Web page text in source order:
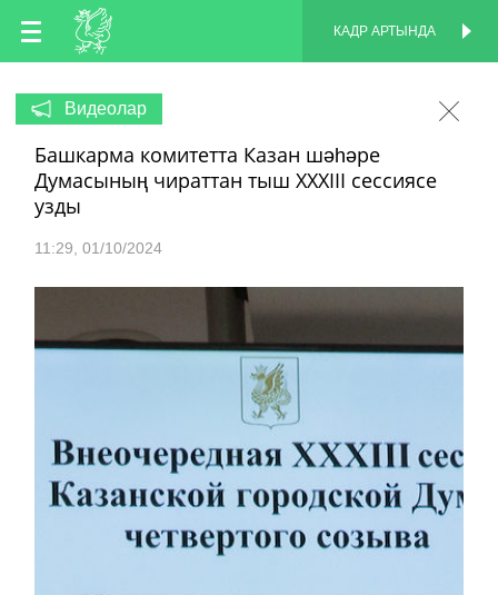
TT
EN
КАДР АРТЫНДА
Видеолар
Башкарма комитетта Казан шәһәре
Думасының чираттан тыш XXXIII сессиясе
узды
11:29 01/10/2024
КАДР АРТЫНДА